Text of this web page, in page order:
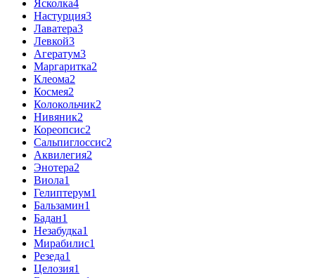
Ясколка4
Настурция3
Лаватера3
Левкой3
Агератум3
Маргаритка2
Клеома2
Космея2
Колокольчик2
Нивяник2
Кореопсис2
Сальпиглоссис2
Аквилегия2
Энотера2
Виола1
Гелиптерум1
Бальзамин1
Бадан1
Незабудка1
Мирабилис1
Резеда1
Целозия1